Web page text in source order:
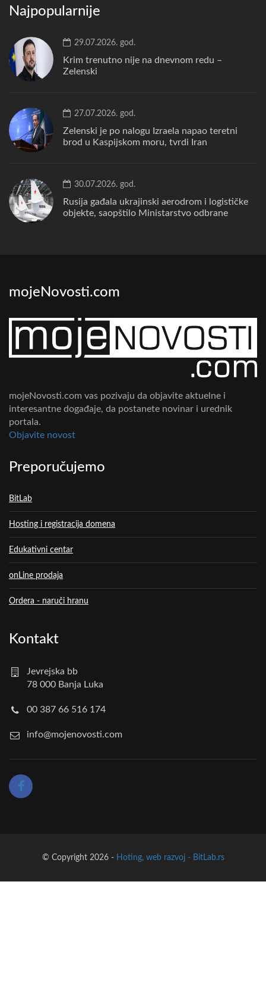
Najpopularnije
29.07.2026. god.
Krim trenutno nije na dnevnom redu –
Zelenski
27.07.2026. god.
Zelenski je po nalogu Izraela napao teretni
brod u Kaspijskom moru, tvrdi Iran
30.07.2026. god.
Rusija gađala ukrajinski aerodrom i logističke
objekte, saopštilo Ministarstvo odbrane
mojeNovosti.com
mojeNovosti.com vas pozivaju da objavite aktuelne i
interesantne događaje, da postanete novinar i urednik
portala.
Objavite novost
Preporučujemo
BitLab
Hosting i registracija domena
Edukativni centar
onLine prodaja
Ordera - naruči hranu
Kontakt
Jevrejska bb
78 000 Banja Luka
00 387 66 516 174
info@mojenovosti.com
© Copyright 2026 - Hoting, web razvoj - BitLab.rs